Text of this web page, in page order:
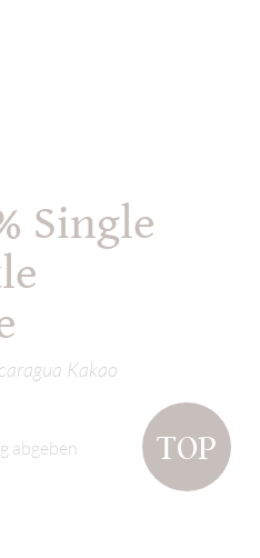
Single
Kakao
TOP
abgeben